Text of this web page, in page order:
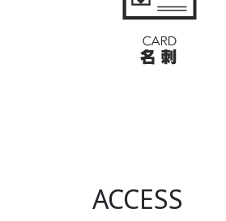
ACCESS